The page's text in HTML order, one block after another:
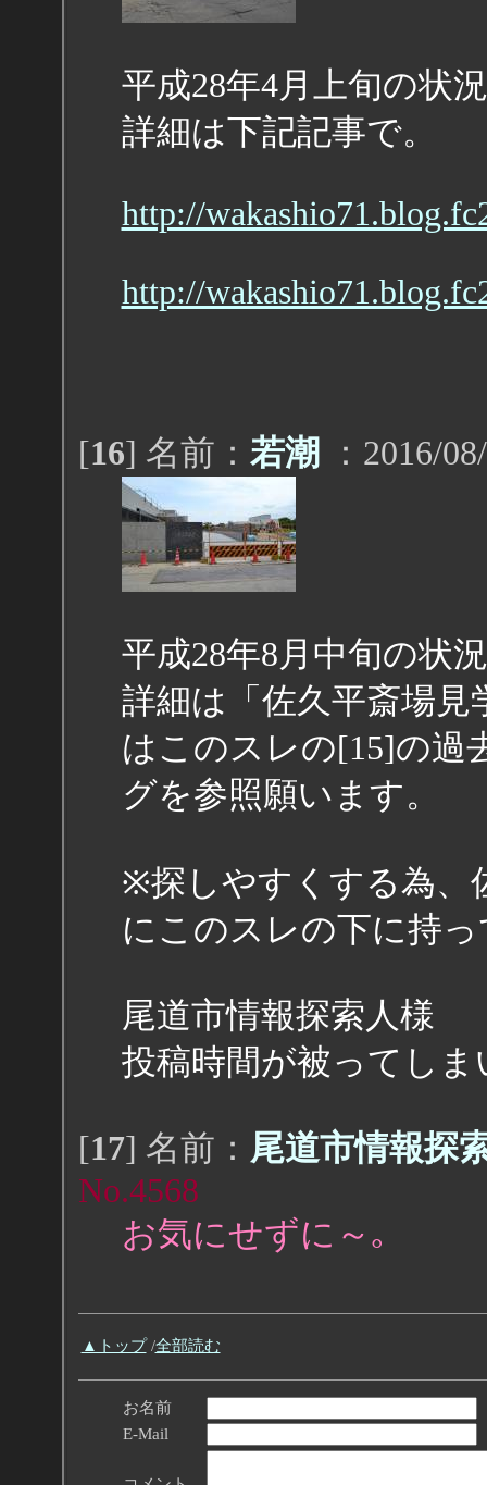
平成28年4月上旬の状
詳細は下記記事で。
http://
http://
[16] 名前： 若潮 ：2016/
平成28年8月中旬の状
詳細は「佐久平斎場
はこのスレの[15]の過
グを参照願います。
※探しやすくする為、
にこのスレの下に持
尾道市情報探索人様
投稿時間が被ってし
[17] 名前： 尾道市情報探
No.4568
お気にせずに～｡
▲トップ/全部読む
お名前
E-Mail